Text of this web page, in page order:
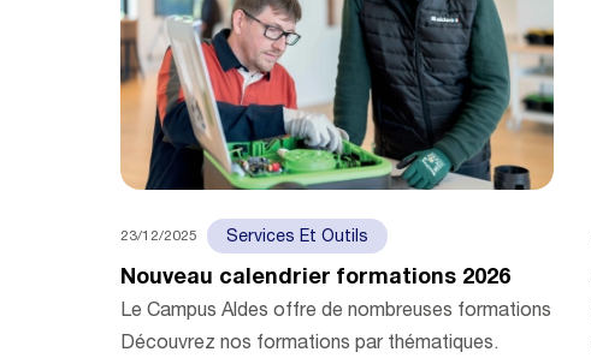
23/12/2025 Services Et Outils
Nouveau calendrier formations 2026
Le Campus Aldes offre de nombreuses formations
Découvrez nos formations par thématiques.